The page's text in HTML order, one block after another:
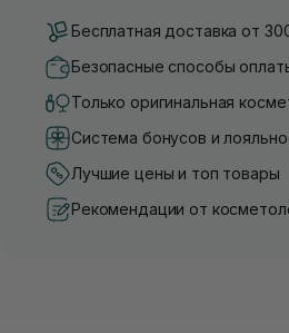
Бесплатная доставка от
Безопасные способы
Только оригинальная
Система бонусов и
Лучшие цены и топ товары
Рекомендации от